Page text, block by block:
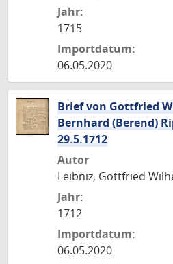
Jahr:
1715
Importdatum:
06.05.2020
Brief von Gottfried
Bernhard (Berend)
29.5.1712
Autor
Leibniz, Gottfried
Jahr:
1712
Importdatum:
06.05.2020